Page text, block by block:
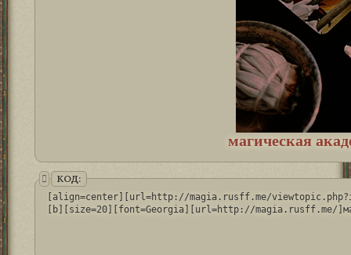
магическая
КОД:
[align=center][url=http://magia.rusff.me/
[b][size=20][font=Georgia][url=http://magia.rusff.me/